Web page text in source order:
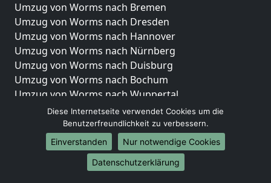
Umzug von Worms nach Bremen
Umzug von Worms nach Dresden
Umzug von Worms nach Hannover
Umzug von Worms nach Nürnberg
Umzug von Worms nach Duisburg
Umzug von Worms nach Bochum
Umzug von Worms nach Wuppertal
Umzug von Worms nach Bielefeld
Umzug von Worms nach Bonn
Umzug von Worms nach Münster
Internationale-Umzüge
Diese Internetseite verwendet Cookies um die
Benutzerfreundlichkeit zu verbessern.
Einverstanden
Nur notwendige Cookies
Datenschutzerklärung